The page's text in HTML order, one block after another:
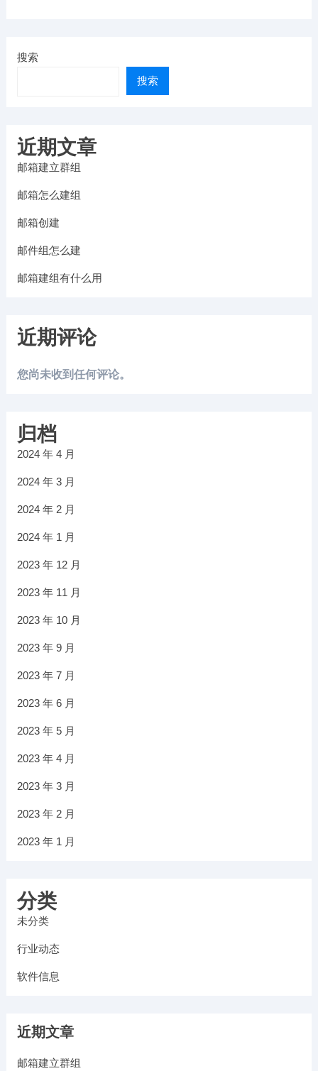
搜索
搜索
近期文章
邮箱建立群组
邮箱怎么建组
邮箱创建
邮件组怎么建
邮箱建组有什么用
近期评论
您尚未收到任何评论。
归档
2024 年 4 月
2024 年 3 月
2024 年 2 月
2024 年 1 月
2023 年 12 月
2023 年 11 月
2023 年 10 月
2023 年 9 月
2023 年 7 月
2023 年 6 月
2023 年 5 月
2023 年 4 月
2023 年 3 月
2023 年 2 月
2023 年 1 月
分类
未分类
行业动态
软件信息
近期文章
邮箱建立群组